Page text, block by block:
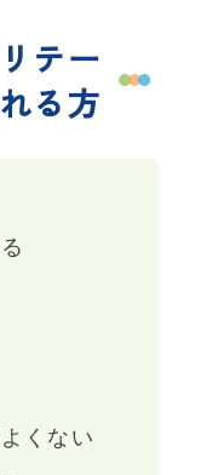
テー
る方
くない